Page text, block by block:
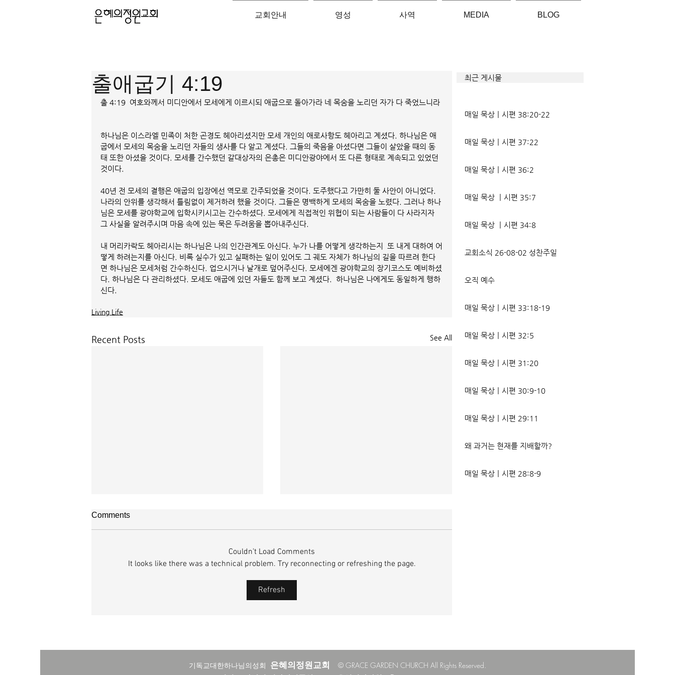
교회안내 영성 사역 MEDIA BLOG
최근 게시물
출애굽기 4:19
출 4:19  여호와께서 미디안에서 모세에게 이르시되 애굽으로 돌아가라 네 목숨을 노리던 자가 다 죽었느니라
하나님은 이스라엘 민족이 처한 곤경도 헤아리셨지만 모세 개인의 애로사항도 헤아리고 계셨다. 하나님은 애
굽에서 모세의 목숨을 노리던 자들의 생사를 다 알고 계셨다. 그들의 죽음을 아셨다면 그들이 살았을 때의 동
태 또한 아셨을 것이다. 모세를 간수했던 갈대상자의 은총은 미디안광야에서 또 다른 형태로 계속되고 있었던
것이다.
40년 전 모세의 결행은 애굽의 입장에선 역모로 간주되었을 것이다. 도주했다고 가만히 둘 사안이 아니었다.
나라의 안위를 생각해서 틀림없이 제거하려 했을 것이다. 그들은 명백하게 모세의 목숨을 노렸다. 그러나 하나
님은 모세를 광야학교에 입학시키시고는 간수하셨다. 모세에게 직접적인 위협이 되는 사람들이 다 사라지자
그 사실을 알려주시며 마음 속에 있는 묵은 두려움을 뽑아내주신다.
내 머리카락도 헤아리시는 하나님은 나의 인간관계도 아신다. 누가 나를 어떻게 생각하는지  또 내게 대하여 어
떻게 하려는지를 아신다. 비록 실수가 있고 실패하는 일이 있어도 그 궤도 자체가 하나님의 길을 따르려 한다
면 하나님은 모세처럼 간수하신다. 업으시거나 날개로 덮어주신다. 모세에겐 광야학교의 장기코스도 예비하셨
다. 하나님은 다 관리하셨다. 모세도 애굽에 있던 자들도 함께 보고 계셨다.  하나님은 나에게도 동일하게 행하
신다.
Living Life
Recent Posts See All
매일 묵상ㅣ시편 38:20-22
[시38:20-22] 또 악으로 선을 대신하는 자
적하나이다. 여호와여 나를 버리지 마소서
나의 하나님이여 나를 멀리하지 마소서. 속
히 나를 도우소서 주 나의 구원이시여 악으로
[시37:22] 주의 복을 받은 자들은 땅을 차지
주의 복과 주의 저주를 가르는 분깃점은 하나
님의 법에 대한 순종 여부이다. 그 구분이 가
장 선명하게 드러난 곳이 신명기 28장이다.
Comments
Couldn’t Load Comments
It looks like there was a technical problem. Try reconnecting or refreshing the page.
Refresh
매일 묵상ㅣ시편 38:20-22
매일 묵상ㅣ시편 37:22
매일 묵상ㅣ시편 36:2
매일 묵상 ㅣ시편 35:7
매일 묵상 ㅣ시편 34:8
교회소식 26-08-02 성찬주일
오직 예수
매일 묵상ㅣ시편 33:18-19
매일 묵상ㅣ시편 32:5
매일 묵상ㅣ시편 31:20
매일 묵상ㅣ시편 30:9-10
매일 묵상ㅣ시편 29:11
왜 과거는 현재를 지배할까?
매일 묵상ㅣ시편 28:8-9
기독교대한하나님의성회 은혜의정원교회 © GRACE GARDEN CHURCH All Rights Reserved.